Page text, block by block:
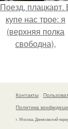
Поезд, плацкарт.
купе нас трое: я
(верхняя полка
свободна),
сорока с дочкой
примерно
Контакты
Политика
г. Москва, Денисовский